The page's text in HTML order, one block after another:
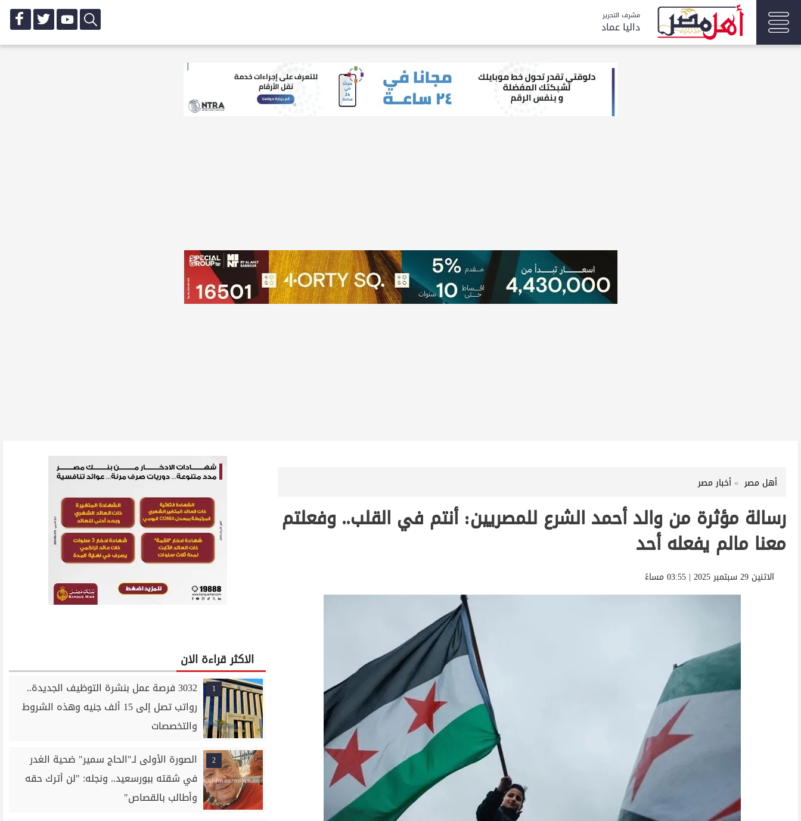
مشرف التحرير
داليا عماد
أهل مصر أخبار مصر
رسالة مؤثرة من والد أحمد الشرع للمصريين: أنتم في القلب.. وفعلتم
معنا مالم يفعله أحد
الاثنين 29 سبتمبر 2025 | 03:55 مساءً
الاكثر قراءة الان
1
3032 فرصة عمل بنشرة التوظيف الجديدة..
رواتب تصل إلى 15 ألف جنيه وهذه الشروط
والتخصصات
2
الصورة الأولى لـ"الحاج سمير" ضحية الغدر
في شقته ببورسعيد.. ونجله: "لن أترك حقه
وأطالب بالقصاص"